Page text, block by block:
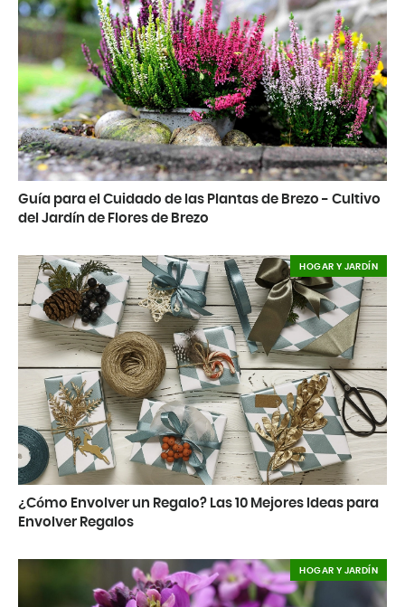
Guía para el Cuidado de las Plantas de Brezo - Cultivo
del Jardín de Flores de Brezo
¿Cómo Envolver un Regalo? Las 10 Mejores Ideas para
Envolver Regalos
HOGAR Y JARDÍN
HOGAR Y JARDÍN